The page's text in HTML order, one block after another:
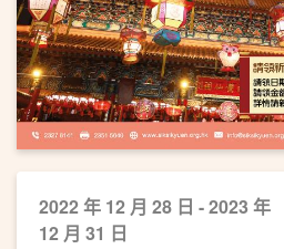
2022 年 12 月 28 日 - 2023 年
12 月 31 日